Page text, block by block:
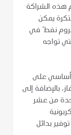
هذه الشراكة
يمكن
نفط‘ في
تواجه
أساسي على
بالإضافة إلى
من عشر
بدائل